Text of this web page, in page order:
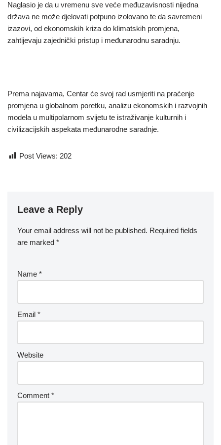
Naglasio je da u vremenu sve veće međuzavisnosti nijedna
država ne može djelovati potpuno izolovano te da savremeni
izazovi, od ekonomskih kriza do klimatskih promjena,
zahtijevaju zajednički pristup i međunarodnu saradnju.
Prema najavama, Centar će svoj rad usmjeriti na praćenje
promjena u globalnom poretku, analizu ekonomskih i razvojnih
modela u multipolarnom svijetu te istraživanje kulturnih i
civilizacijskih aspekata međunarodne saradnje.
Post Views: 202
Leave a Reply
Your email address will not be published. Required fields
are marked *
Name *
Email *
Website
Comment *